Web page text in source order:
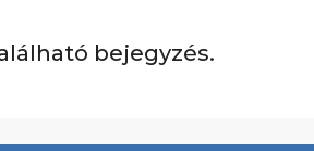
bejegyzés.